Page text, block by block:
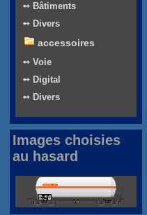
➻ Bâtiments
➻ Divers
accessoires
➻ Voie
➻ Digital
➻ Divers
Images choisies
au hasard